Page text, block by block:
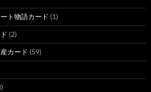
ト物語カード (1)
(2)
カード (59)